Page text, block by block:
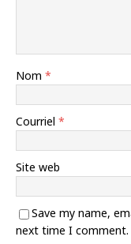
Nom *
Courriel *
Site web
Save my name,
next time I comment.